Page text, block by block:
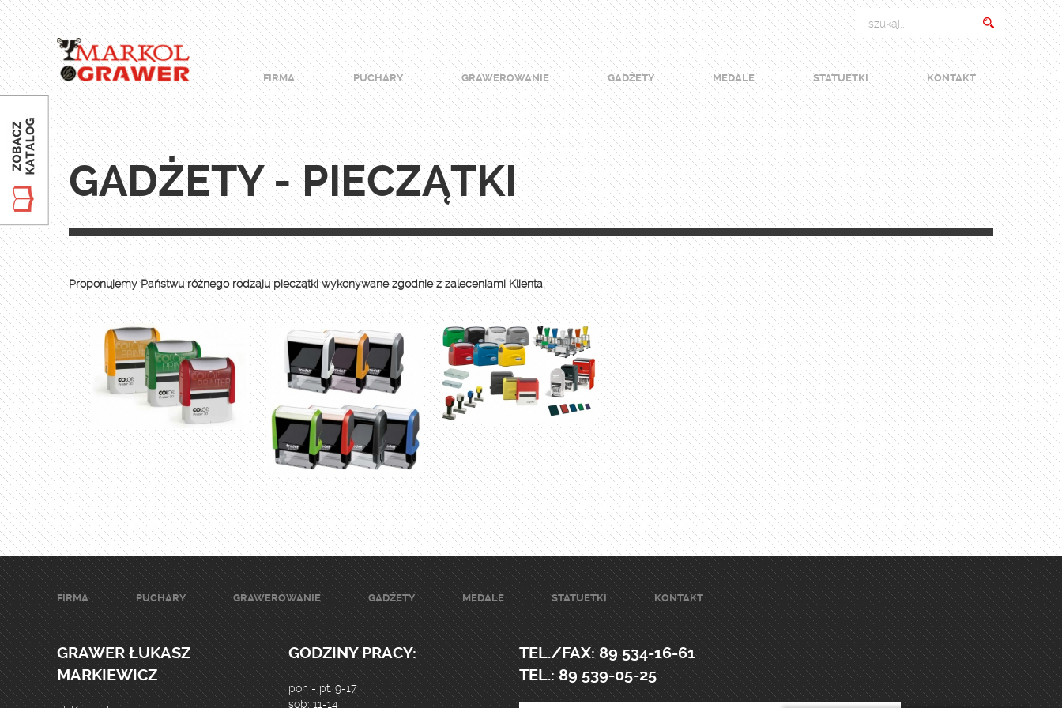
FIRMA PUCHARY GRAWEROWANIE GADŻETY MEDALE STATUETKI KONTAKT
GADŻETY - PIECZĄTKI
Proponujemy Państwu różnego rodzaju pieczątki wykonywane zgodnie z zaleceniami Klienta.
FIRMA PUCHARY GRAWEROWANIE GADŻETY MEDALE STATUETKI KONTAKT
GRAWER ŁUKASZ
MARKIEWICZ
GODZINY PRACY:
pon - pt: 9-17
sob: 11-14
TEL./FAX: 89 534-16-61
TEL.: 89 539-05-25